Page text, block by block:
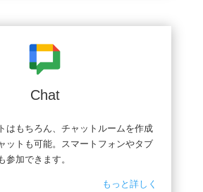
Chat
はもちろん、チャットルームを作成
ットも可能。スマートフォンやタブ
参加できます。
もっと詳しく